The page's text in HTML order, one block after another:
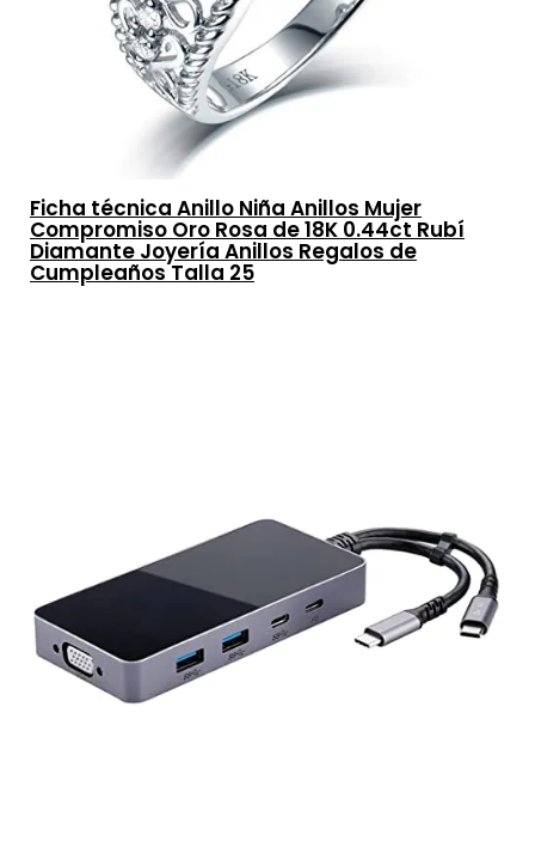
Ficha técnica Anillo Niña Anillos Mujer
Compromiso Oro Rosa de 18K 0.44ct Rubí
Diamante Joyería Anillos Regalos de
Cumpleaños Talla 25